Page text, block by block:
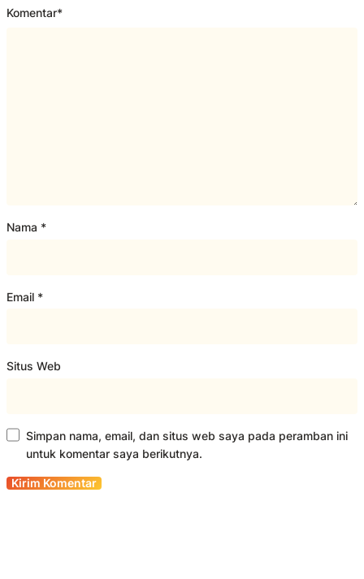
Komentar*
Nama *
Email *
Situs Web
Simpan nama, email, dan situs web saya pada peramban ini
untuk komentar saya berikutnya.